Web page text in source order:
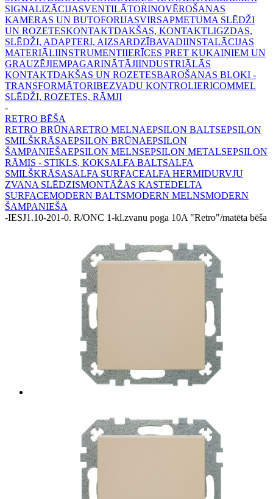
SIGNALIZĀCIJASVENTILĀTORINOVĒROŠANAS
KAMERAS UN BUTOFORIJASVIRSAPMETUMA SLĒDŽI
UN ROZETESKONTAKTDAKŠAS, KONTAKTLIGZDAS,
SLĒDŽI, ADAPTERI, AIZSARDZĪBAVADIINSTALĀCIJAS
MATERIĀLIINSTRUMENTIIERĪCES PRET KUKAIŅIEM UN
GRAUZĒJIEMPAGARINĀTĀJIINDUSTRIĀLĀS
KONTAKTDAKŠAS UN ROZETESBAROŠANAS BLOKI -
TRANSFORMĀTORIBEZVADU KONTROLIERICOMMEL
SLĒDŽI, ROZETES, RĀMJI
-
RETRO BĒŠA
RETRO BRŪNARETRO MELNAEPSILON BALTSEPSILON
SMILŠKRĀSAEPSILON BRŪNAEPSILON
ŠAMPANIEŠAEPSILON MELNSEPSILON METALSEPSILON
RĀMIS - STIKLS, KOKSALFA BALTSALFA
SMILŠKRĀSASALFA SURFACEALFA HERMIDURVJU
ZVANA SLĒDZISMONTĀŽAS KASTEDELTA
SURFACEMODERN BALTSMODERN MELNSMODERN
ŠAMPANIEŠA
-IESJ1.10-201-0. R/ONC 1-kl.zvanu poga 10A "Retro"/matēta bēša